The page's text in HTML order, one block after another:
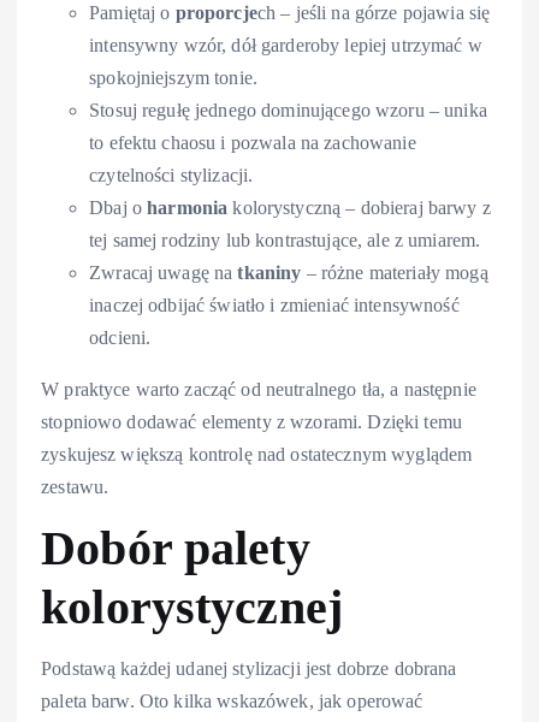
Pamiętaj o proporcjech – jeśli na górze pojawia się
intensywny wzór, dół garderoby lepiej utrzymać w
spokojniejszym tonie.
Stosuj regułę jednego dominującego wzoru – unika
to efektu chaosu i pozwala na zachowanie
czytelności stylizacji.
Dbaj oharmonia kolorystyczną – dobieraj barwy z
tej samej rodziny lub kontrastujące, ale z umiarem.
Zwracaj uwagę natkaniny – różne materiały mogą
inaczej odbijać światło i zmieniać intensywność
odcieni.
W praktyce warto zacząć od neutralnego tła, a następnie
stopniowo dodawać elementy z wzorami. Dzięki temu
zyskujesz większą kontrolę nad ostatecznym wyglądem
zestawu.
Dobór palety
kolorystycznej
Podstawą każdej udanej stylizacji jest dobrze dobrana
paleta barw. Oto kilka wskazówek, jak operować